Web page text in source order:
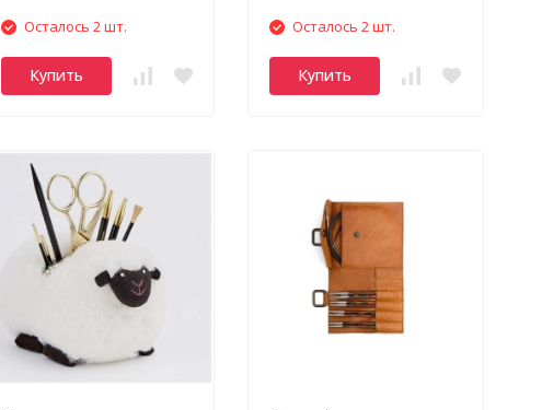
Осталось 2 шт.
Купить
Осталось 2 шт.
Купить